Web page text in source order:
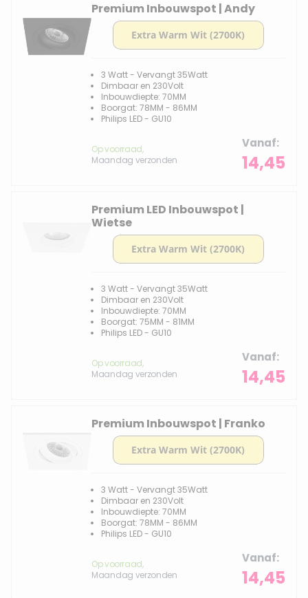
Premium Inbouwspot | Andy
3 Watt - Vervangt 35Watt
Dimbaar en 230Volt
Inbouwdiepte: 70MM
Boorgat: 78MM - 86MM
Philips LED - GU10
Op voorraad,
Maandag verzonden
Vanaf
14,45
Premium LED Inbouwspot |
Wietse
3 Watt - Vervangt 35Watt
Dimbaar en 230Volt
Inbouwdiepte: 70MM
Boorgat: 75MM - 81MM
Philips LED - GU10
Op voorraad,
Maandag verzonden
Vanaf
14,45
Premium Inbouwspot | Franko
3 Watt - Vervangt 35Watt
Dimbaar en 230Volt
Inbouwdiepte: 70MM
Boorgat: 78MM - 86MM
Philips LED - GU10
Op voorraad,
Maandag verzonden
Vanaf
14,45